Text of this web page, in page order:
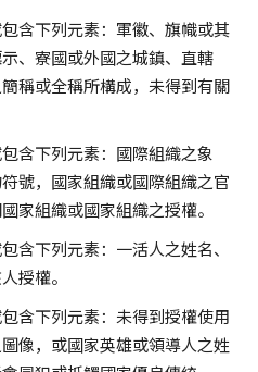
含下列元素：軍徽、旗幟或其
、寮國或外國之城鎮、直轄
稱或全稱所構成，未得到有關
含下列元素：國際組織之象
號，國家組織或國際組織之官
家組織或國家組織之授權。
含下列元素：一活人之姓名、
授權。
含下列元素：未得到授權使用
像，或國家英雄或領導人之姓